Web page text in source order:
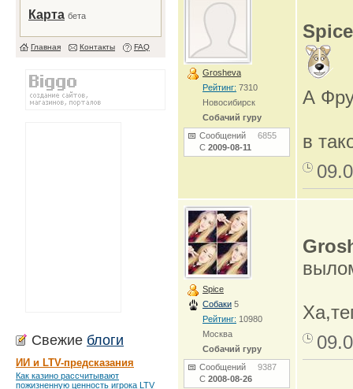
Карта бета
Главная Контакты FAQ
Свежие блоги
ИИ и LTV-предсказания
Как казино рассчитывают
пожизненную ценность игрока LTV
Grosheva
Рейтинг: 7310
Новосибирск
Собачий гуру
Сообщений 6855
С 2009-08-11
Spice
А
в
Spice
Собаки 5
Рейтинг: 10980
Москва
Собачий гуру
Сообщений 9387
С 2008-08-26